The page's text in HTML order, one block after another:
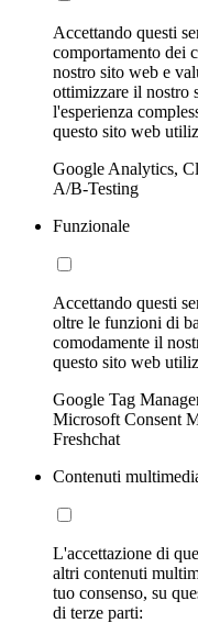
Accettando questi
comportamento dei
nostro sito web e
ottimizzare il nostro
l'esperienza
questo sito web
Google Analytics,
A/B-Testing
Funzionale
Accettando questi
oltre le funzioni di
comodamente il
questo sito web
Google Tag
Microsoft Consent
Freshchat
Contenuti
L'accettazione di
altri contenuti
tuo consenso, su
di terze parti: